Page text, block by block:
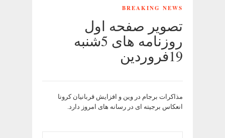
BREAKING NEWS
تصویر صفحه اول
روزنامه های 5شنبه
19فروردین
مذاکرات برجام در وین و افزایش قربانیان کرونا
انعکاس برجیته ای در رسانه های امروز دارد.